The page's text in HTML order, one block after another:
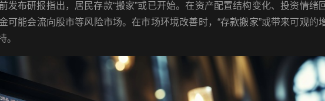
发布研报指出，居民存款“搬家”或已开始。在资产配置结构变化、投资情绪
可能会流向股市等风险市场。在市场环境改善时，“存款搬家”或带来可观的
。